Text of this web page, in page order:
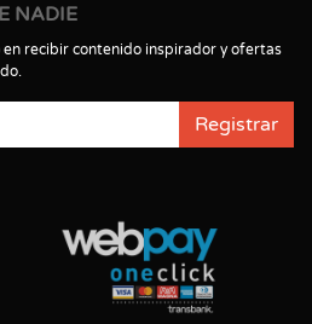
NADIE
recibir contenido inspirador y ofertas
Registrar